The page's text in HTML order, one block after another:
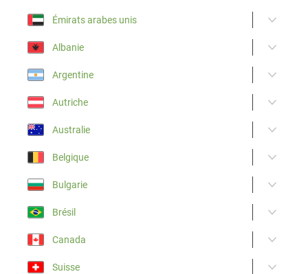
Émirats arabes unis
Albanie
Argentine
Autriche
Australie
Belgique
Bulgarie
Brésil
Canada
Suisse